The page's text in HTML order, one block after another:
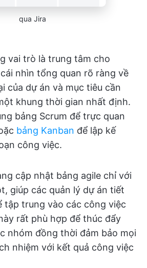
qua Jira
vai trò là trung tâm cho
nhìn tổng quan rõ ràng về
của dự án và mục tiêu cần
khung thời gian nhất định.
bảng Scrum để trực quan
bảng Kanban để lập kế
công việc.
cập nhật bảng agile chỉ với
giúp các quản lý dự án tiết
tập trung vào các công việc
rất phù hợp để thúc đẩy
nhóm đồng thời đảm bảo mọi
nhiệm với kết quả công việc